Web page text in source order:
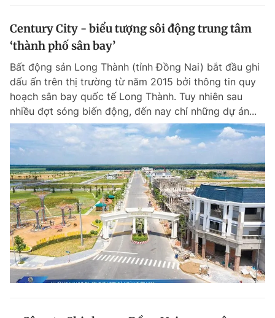
Century City - biểu tượng sôi động trung tâm
‘thành phố sân bay’
Bất động sản Long Thành (tỉnh Đồng Nai) bắt đầu ghi
dấu ấn trên thị trường từ năm 2015 bởi thông tin quy
hoạch sân bay quốc tế Long Thành. Tuy nhiên sau
nhiều đợt sóng biến động, đến nay chỉ những dự án...